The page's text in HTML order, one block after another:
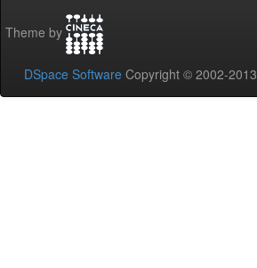
Theme by
DSpace Software Copyright © 2002-2013